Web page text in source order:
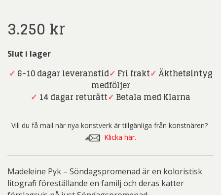
3.250 kr
Slut i lager
✓ 6-10 dagar leveranstid✓ Fri frakt✓ Äkthetsintyg
medföljer
✓ 14 dagar returätt✓ Betala med Klarna
Vill du få mail när nya konstverk är tillgänliga från konstnären?
Klicka här.
Madeleine Pyk – Söndagspromenad är en koloristisk
litografi föreställande en familj och deras katter